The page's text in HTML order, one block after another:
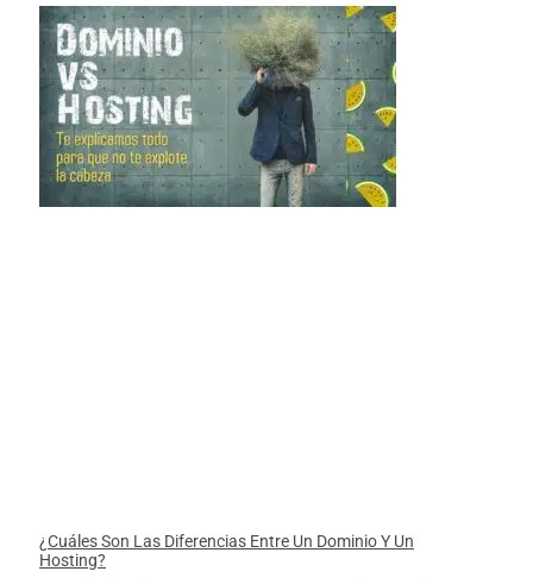
¿Cuáles Son Las Diferencias Entre Un Dominio Y Un
Hosting?